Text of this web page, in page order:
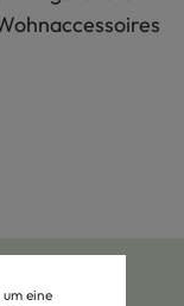
eine